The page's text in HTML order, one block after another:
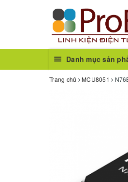
Danh mục sản
Trang chủ MCU8051